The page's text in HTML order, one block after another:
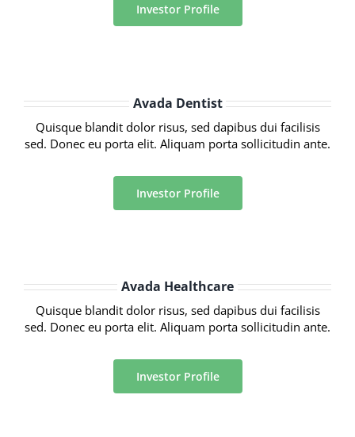
Investor Profile
Avada Dentist
Quisque blandit dolor risus, sed dapibus dui facilisis
sed. Donec eu porta elit. Aliquam porta sollicitudin ante.
Investor Profile
Avada Healthcare
Quisque blandit dolor risus, sed dapibus dui facilisis
sed. Donec eu porta elit. Aliquam porta sollicitudin ante.
Investor Profile